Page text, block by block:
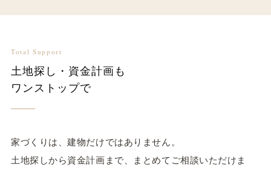
Total Support
土地探し・資金計画も
ワンストップで
家づくりは、建物だけではありません。
土地探しから資金計画まで、まとめてご相談いただけま